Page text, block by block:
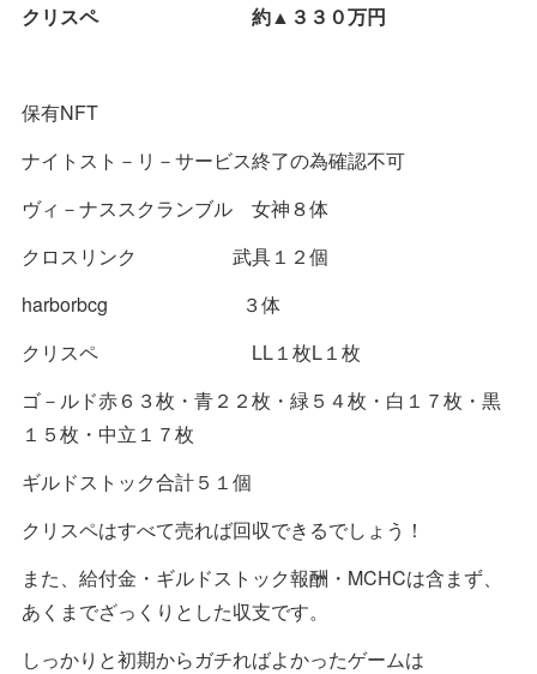
クリスペ 約▲３３０万円
保有NFT
ナイトスト－リ－サービス終了の為確認不可
ヴィ－ナススクランブル 女神８体
クロスリンク 武具１２個
harborbcg ３体
クリスペ LL１枚L１枚
ゴ－ルド赤６３枚・青２２枚・緑５４枚・白１７枚・黒
１５枚・中立１７枚
ギルドストック合計５１個
クリスペはすべて売れば回収できるでしょう！
また、給付金・ギルドストック報酬・MCHCは含まず、
あくまでざっくりとした収支です。
しっかりと初期からガチればよかったゲームは